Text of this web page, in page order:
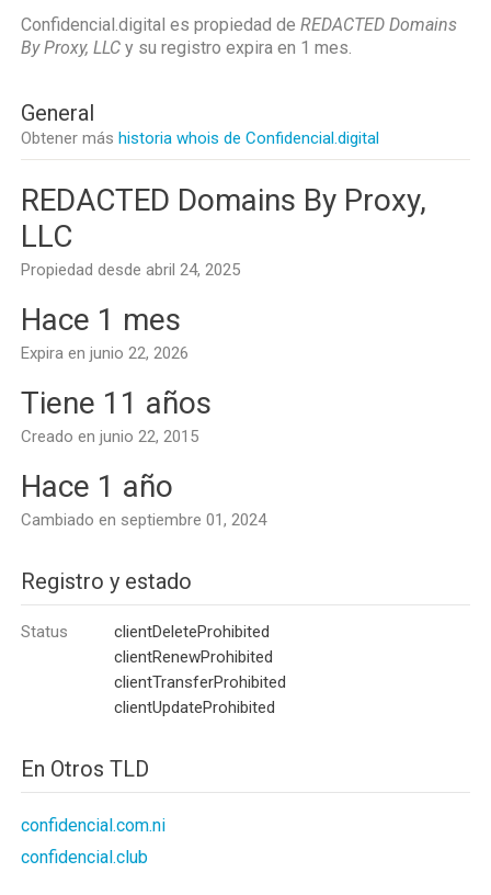
Confidencial.digital es propiedad de REDACTED Domains
By Proxy, LLC y su registro expira en 1 mes.
General
Obtener más historia whois de Confidencial.digital
REDACTED Domains By Proxy,
LLC
Propiedad desde abril 24, 2025
Hace 1 mes
Expira en junio 22, 2026
Tiene 11 años
Creado en junio 22, 2015
Hace 1 año
Cambiado en septiembre 01, 2024
Registro y estado
Status
clientDeleteProhibited
clientRenewProhibited
clientTransferProhibited
clientUpdateProhibited
En Otros TLD
confidencial.com.ni
confidencial.club